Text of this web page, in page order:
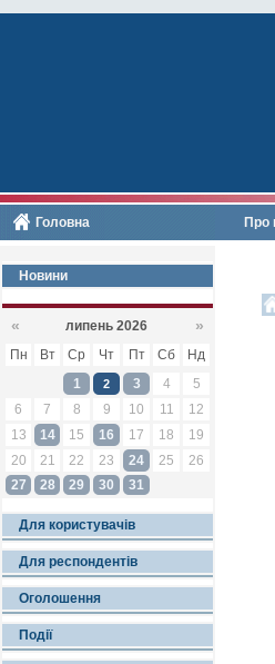
Головна Про
Новини
« липень 2026 »
Пн Вт Ср Чт Пт Сб
Нд
1
2 3 4
5
6
7 8 9 10 11
12
13
14 15 16 17 18
19
20
21 22 23 24 25
26
27
28 29 30 31
Для користувачів
Для респондентів
Оголошення
Події